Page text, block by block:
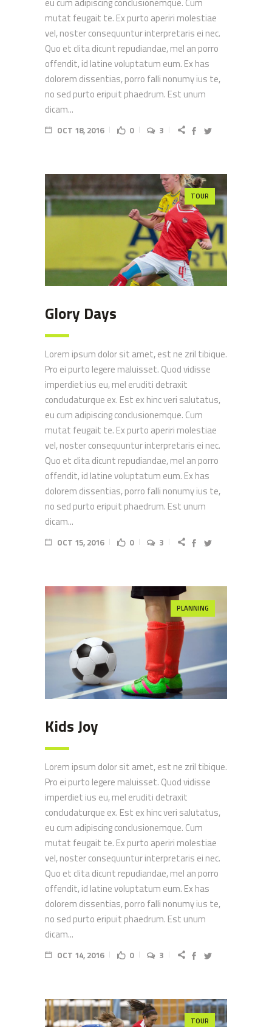
mutat feugait te. Ex purto aperiri molestiae
vel, noster consequuntur interpretaris ei nec.
Quo et clita dicunt repudiandae, mel an porro
offendit, id latine voluptatum eum. Ex has
dolorem dissentias, porro falli nonumy ius te,
no sed purto eripuit phaedrum. Est unum
dicam...
OCT 18, 2016 0 3
TOUR
Glory Days
Lorem ipsum dolor sit amet, est ne zril tibique.
Pro ei purto legere maluisset. Quod vidisse
imperdiet ius eu, mel eruditi detraxit
concludaturque ex. Est ex hinc veri salutatus,
eu cum adipiscing conclusionemque. Cum
mutat feugait te. Ex purto aperiri molestiae
vel, noster consequuntur interpretaris ei nec.
Quo et clita dicunt repudiandae, mel an porro
offendit, id latine voluptatum eum. Ex has
dolorem dissentias, porro falli nonumy ius te,
no sed purto eripuit phaedrum. Est unum
dicam...
OCT 15, 2016 0 3
PLANNING
Kids Joy
Lorem ipsum dolor sit amet, est ne zril tibique.
Pro ei purto legere maluisset. Quod vidisse
imperdiet ius eu, mel eruditi detraxit
concludaturque ex. Est ex hinc veri salutatus,
eu cum adipiscing conclusionemque. Cum
mutat feugait te. Ex purto aperiri molestiae
vel, noster consequuntur interpretaris ei nec.
Quo et clita dicunt repudiandae, mel an porro
offendit, id latine voluptatum eum. Ex has
dolorem dissentias, porro falli nonumy ius te,
no sed purto eripuit phaedrum. Est unum
dicam...
OCT 14, 2016 0 3
TOUR